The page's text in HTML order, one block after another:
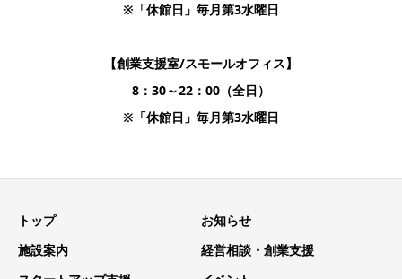
※「休館日」毎月第3水曜日
【創業支援室/スモールオフィス】
8：30～22：00（全日）
※「休館日」毎月第3水曜日
トップ
お知らせ
施設案内
経営相談・創業支援